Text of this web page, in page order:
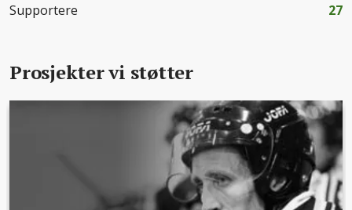
Supportere 27
Prosjekter vi støtter